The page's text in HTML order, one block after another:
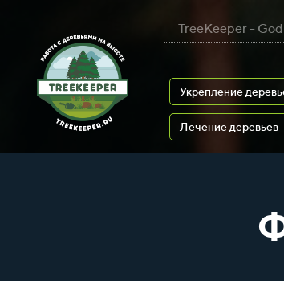
TreeKeeper -
Укрепление
Лечение деревьев